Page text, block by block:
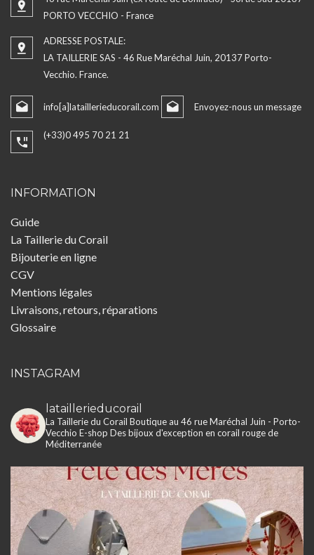
PORTO VECCHIO - France
ADRESSE POSTALE:
LA TAILLERIE SAS - 46 Rue Maréchal Juin, 20137 Porto-
Vecchio. France.
info[a]lataillerieducorail.com Envoyez-nous un message
(+33)0 495 70 21 21
INFORMATION
Guide
La Taillerie du Corail
Bijouterie en ligne
CGV
Mentions légales
Livraisons, retours, réparations
Glossaire
INSTAGRAM
lataillerieducorail
La Taillerie du Corail Boutique au 46 rue Maréchal Juin - Porto-
Vecchio E-shop Des bijoux d'exception en corail rouge de
Méditerranée